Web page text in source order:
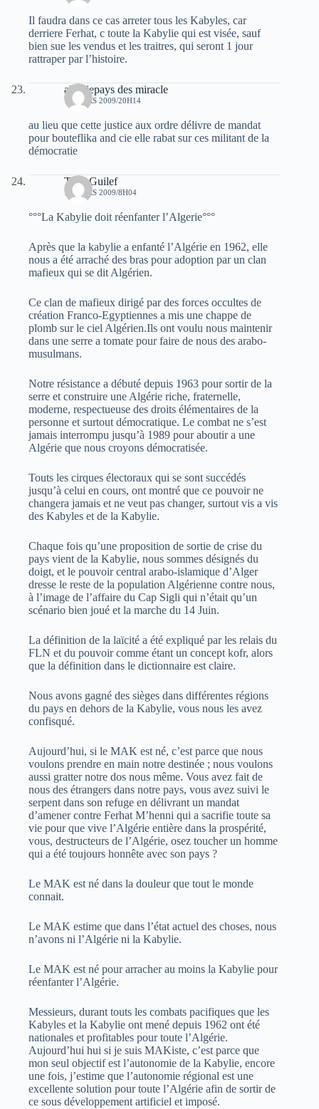
Il faudra dans ce cas arreter tous les Kabyles, car
derriere Ferhat, c toute la Kabylie qui est visée, sauf
bien sue les vendus et les traitres, qui seront 1 jour
rattraper par l’histoire.
algeriepays des miracle
17 MARS 2009/20H14
au lieu que cette justice aux ordre délivre de mandat
pour bouteflika and cie elle rabat sur ces militant de la
démocratie
Talla Guilef
18 MARS 2009/8H04
°°°La Kabylie doit réenfanter l’Algerie°°°
Après que la kabylie a enfanté l’Algérie en 1962, elle
nous a été arraché des bras pour adoption par un clan
mafieux qui se dit Algérien.
Ce clan de mafieux dirigé par des forces occultes de
création Franco-Egyptiennes a mis une chappe de
plomb sur le ciel Algérien.Ils ont voulu nous maintenir
dans une serre a tomate pour faire de nous des arabo-
musulmans.
Notre résistance a débuté depuis 1963 pour sortir de la
serre et construire une Algérie riche, fraternelle,
moderne, respectueuse des droits élémentaires de la
personne et surtout démocratique. Le combat ne s’est
jamais interrompu jusqu’à 1989 pour aboutir a une
Algérie que nous croyons démocratisée.
Touts les cirques électoraux qui se sont succédés
jusqu’à celui en cours, ont montré que ce pouvoir ne
changera jamais et ne veut pas changer, surtout vis a vis
des Kabyles et de la Kabylie.
Chaque fois qu’une proposition de sortie de crise du
pays vient de la Kabylie, nous sommes désignés du
doigt, et le pouvoir central arabo-islamique d’Alger
dresse le reste de la population Algérienne contre nous,
à l’image de l’affaire du Cap Sigli qui n’était qu’un
scénario bien joué et la marche du 14 Juin.
La définition de la laïcité a été expliqué par les relais du
FLN et du pouvoir comme étant un concept kofr, alors
que la définition dans le dictionnaire est claire.
Nous avons gagné des sièges dans différentes régions
du pays en dehors de la Kabylie, vous nous les avez
confisqué.
Aujourd’hui, si le MAK est né, c’est parce que nous
voulons prendre en main notre destinée ; nous voulons
aussi gratter notre dos nous même. Vous avez fait de
nous des étrangers dans notre pays, vous avez suivi le
serpent dans son refuge en délivrant un mandat
d’amener contre Ferhat M’henni qui a sacrifie toute sa
vie pour que vive l’Algérie entière dans la prospérité,
vous, destructeurs de l’Algérie, osez toucher un homme
qui a été toujours honnête avec son pays ?
Le MAK est né dans la douleur que tout le monde
connait.
Le MAK estime que dans l’état actuel des choses, nous
n’avons ni l’Algérie ni la Kabylie.
Le MAK est né pour arracher au moins la Kabylie pour
réenfanter l’Algérie.
Messieurs, durant touts les combats pacifiques que les
Kabyles et la Kabylie ont mené depuis 1962 ont été
nationales et profitables pour toute l’Algérie.
Aujourd’hui hui si je suis MAKiste, c’est parce que
mon seul objectif est l’autonomie de la Kabylie, encore
une fois, j’estime que l’autonomie régional est une
excellente solution pour toute l’Algérie afin de sortir de
ce sous développement artificiel et imposé.